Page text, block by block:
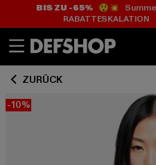
BIS ZU -65%😲💥
ZURÜCK
-10%